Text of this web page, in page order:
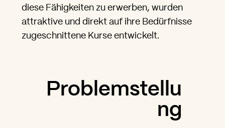
diese Fähigkeiten zu erwerben, wurden
attraktive und direkt auf ihre Bedürfnisse
zugeschnittene Kurse entwickelt.
Problemstellu
ng